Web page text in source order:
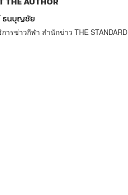
ธนบุญชัย
ารข่าวกีฬา สำนักข่าว THE STANDARD